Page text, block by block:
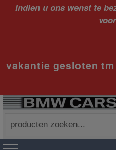
Indien u ons wenst te
vakantie gesloten tm
naar: